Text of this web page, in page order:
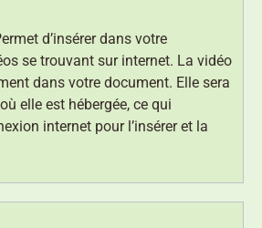
d’insérer dans votre
se trouvant sur internet. La vidéo
dans votre document. Elle sera
elle est hébergée, ce qui
internet pour l’insérer et la